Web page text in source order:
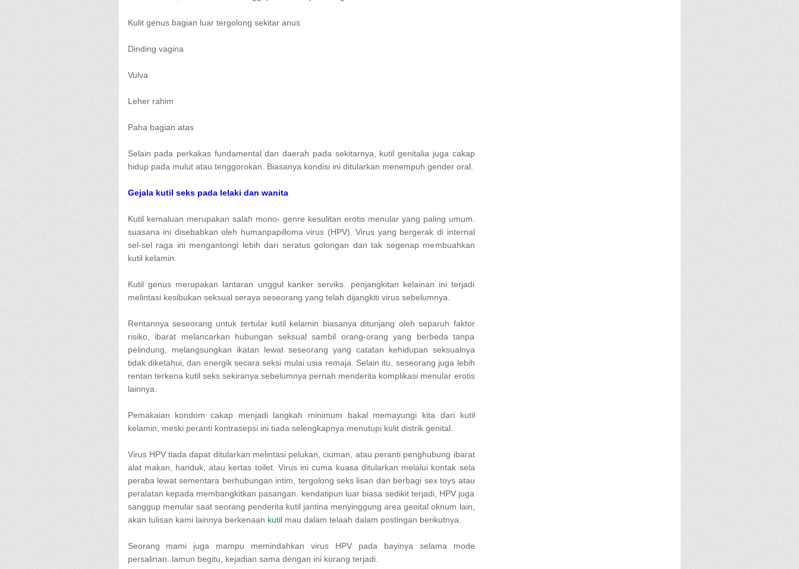
Kulit genus bagian luar tergolong sekitar anus
Dinding vagina
Vulva
Leher rahim
Paha bagian atas
Selain pada perkakas fundamental dan daerah pada sekitarnya, kutil genitalia juga cakap
hidup pada mulut atau tenggorokan. Biasanya kondisi ini ditularkan menempuh gender oral.
Gejala kutil seks pada lelaki dan wanita
Kutil kemaluan merupakan salah mono- genre kesulitan erotis menular yang paling umum.
suasana ini disebabkan oleh humanpapilloma virus (HPV). Virus yang bergerak di internal
sel-sel raga ini mengantongi lebih dari seratus golongan dan tak segenap membuahkan
kutil kelamin.
Kutil genus merupakan lantaran unggul kanker serviks. penjangkitan kelainan ini terjadi
melintasi kesibukan seksual seraya seseorang yang telah dijangkiti virus sebelumnya.
Rentannya seseorang untuk tertular kutil kelamin biasanya ditunjang oleh separuh faktor
risiko, ibarat melancarkan hubungan seksual sambil orang-orang yang berbeda tanpa
pelindung, melangsungkan ikatan lewat seseorang yang catatan kehidupan seksualnya
tidak diketahui, dan energik secara seksi mulai usia remaja. Selain itu, seseorang juga lebih
rentan terkena kutil seks sekiranya sebelumnya pernah menderita komplikasi menular erotis
lainnya.
Pemakaian kondom cakap menjadi langkah minimum bakal memayungi kita dari kutil
kelamin, meski peranti kontrasepsi ini tiada selengkapnya menutupi kulit distrik genital.
Virus HPV tiada dapat ditularkan melintasi pelukan, ciuman, atau peranti penghubung ibarat
alat makan, handuk, atau kertas toilet. Virus ini cuma kuasa ditularkan melalui kontak sela
peraba lewat sementara berhubungan intim, tergolong seks lisan dan berbagi sex toys atau
peralatan kepada membangkitkan pasangan. kendatipun luar biasa sedikit terjadi, HPV juga
sanggup menular saat seorang penderita kutil jantina menyinggung area genital oknum lain,
akan tulisan kami lainnya berkenaan kutilmau dalam telaah dalam postingan berikutnya.
Seorang mami juga mampu memindahkan virus HPV pada bayinya selama mode
persalinan. lamun begitu, kejadian sama dengan ini kurang terjadi.